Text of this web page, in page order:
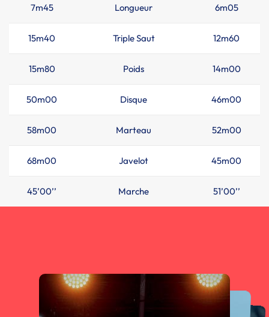
7m45 Longueur 6m05
15m40 Triple Saut 12m60
15m80 Poids 14m00
50m00 Disque 46m00
58m00 Marteau 52m00
68m00 Javelot 45m00
45’00’’ Marche 51’00’’